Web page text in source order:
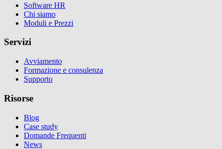
Software HR
Chi siamo
Moduli e Prezzi
Servizi
Avviamento
Formazione e consulenza
Supporto
Risorse
Blog
Case study
Domande Frequenti
News